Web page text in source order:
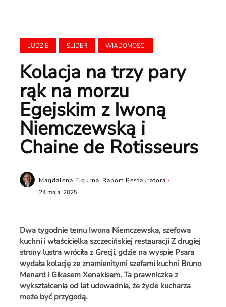
LUDZIE SLIDER WIADOMOŚCI
Kolacja na trzy pary
rąk na morzu
Egejskim z Iwoną
Niemczewską i
Chaine de Rotisseurs
Magdalena Figurna, Raport Restauratora
24 maja, 2025
Dwa tygodnie temu Iwona Niemczewska, szefowa
kuchni i właścicielka szczecińskiej restauracji Z drugiej
strony lustra wróciła z Grecji, gdzie na wyspie Psara
wydała kolację ze znamienitymi szefami kuchni Bruno
Menard i Gikasem Xenakisem. Ta prawniczka z
wykształcenia od lat udowadnia, że życie kucharza
może być przygodą.